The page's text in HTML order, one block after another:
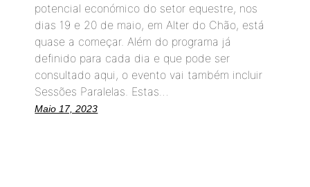
potencial económico do setor equestre, nos
dias 19 e 20 de maio, em Alter do Chão, está
quase a começar. Além do programa já
definido para cada dia e que pode ser
consultado aqui, o evento vai também incluir
Sessões Paralelas. Estas…
Maio 17, 2023